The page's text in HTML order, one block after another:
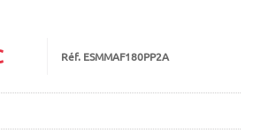
Réf. ESMMAF180PP2A